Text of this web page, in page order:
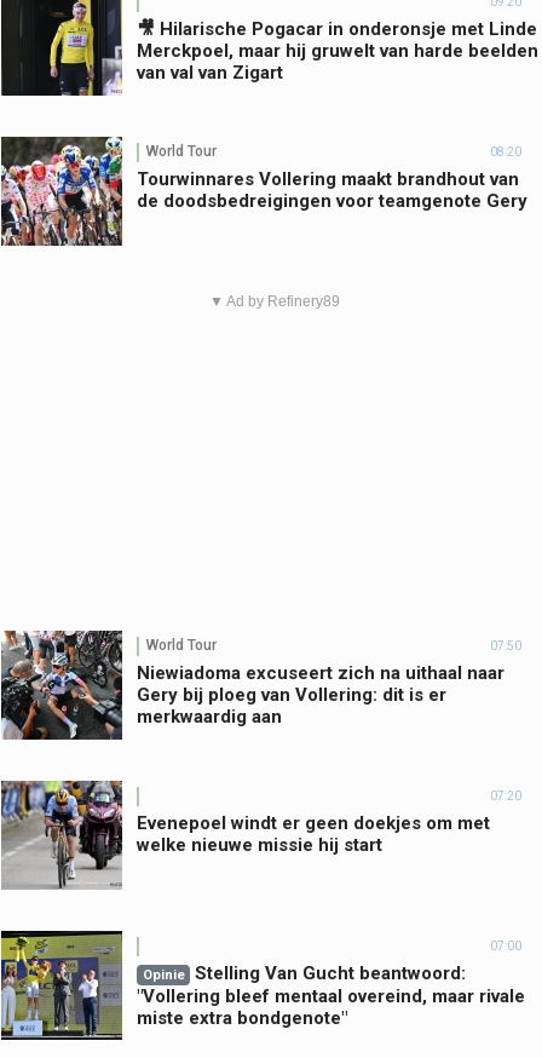
🎥 Hilarische Pogacar in onderonsje met Linde
Merckpoel, maar hij gruwelt van harde beelden
van val van Zigart
World Tour 08:20
Tourwinnares Vollering maakt brandhout van
de doodsbedreigingen voor teamgenote Gery
▼ Ad by Refinery89
World Tour 07:50
Niewiadoma excuseert zich na uithaal naar
Gery bij ploeg van Vollering: dit is er
merkwaardig aan
07:20
Evenepoel windt er geen doekjes om met
welke nieuwe missie hij start
07:00
Opinie
Stelling Van Gucht beantwoord:
"Vollering bleef mentaal overeind, maar rivale
miste extra bondgenote"